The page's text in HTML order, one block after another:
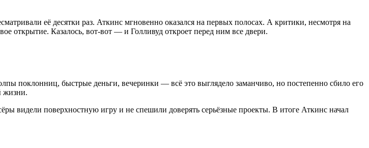
её десятки раз. Аткинс мгновенно оказался на первых полосах. А критики, несмотря на
открытие. Казалось, вот-вот — и Голливуд откроет перед ним все двери.
поклонниц, быстрые деньги, вечеринки — всё это выглядело заманчиво, но постепенно сбило его
жизни.
видели поверхностную игру и не спешили доверять серьёзные проекты. В итоге Аткинс начал